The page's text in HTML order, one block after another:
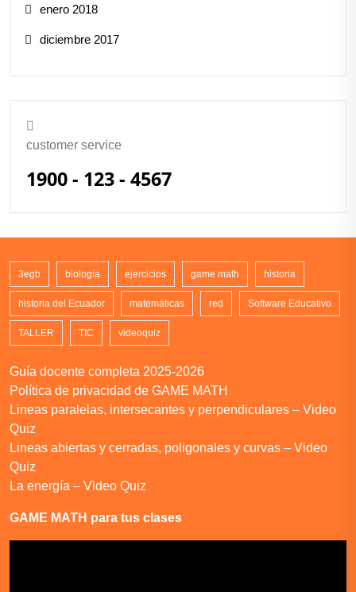
enero 2018
diciembre 2017
customer service
1900 - 123 - 4567
3egb biología ejercicios game math historia
historia del Ecuador matemáticas red Software Educativo
TALLER TIC videoquiz
Guía docente completa 2025-2026
Política de privacidad de GAME MATH
Lineas paralelas, intersecantes y perpendiculares – Video
Quiz
Lineas abiertas y cerradas, poligonales y curvas – Video
Quiz
La energía – Video Quiz
GAME MATH para tus clases